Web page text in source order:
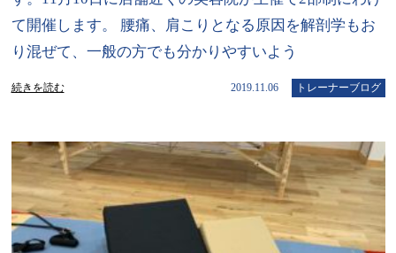
て開催します。 腰痛、肩こりとなる原因を解剖学もお
り混ぜて、一般の方でも分かりやすいよう
続きを読む 2019.11.06 トレーナーブログ